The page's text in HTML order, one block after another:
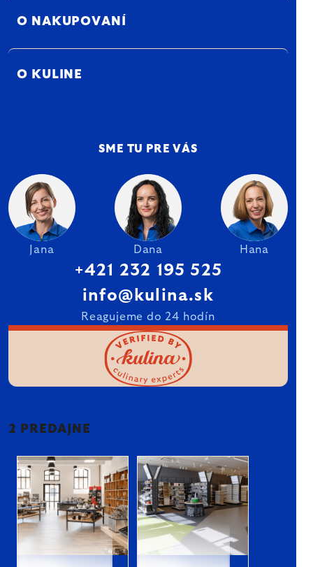
O NAKUPOVANÍ
O KULINE
SME TU PRE VÁS
Jana Dana Hana
+421 232 195 525
info@kulina.sk
Reagujeme do 24 hodín
2 PREDAJNE